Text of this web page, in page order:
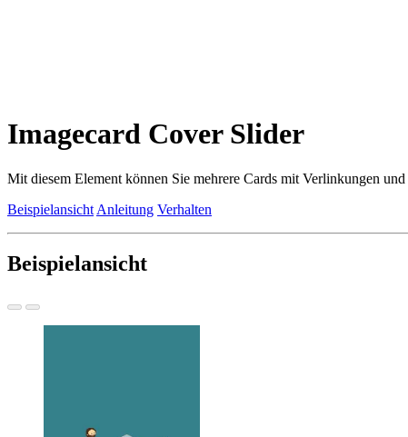
Imagecard Cover Slider
Mit diesem Element können Sie mehrere Cards mit Verlinkungen
Beispielansicht Anleitung Verhalten
Beispielansicht